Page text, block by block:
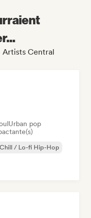
Artists Central
Urban pop
Chill / Lo-fi Hip-Hop